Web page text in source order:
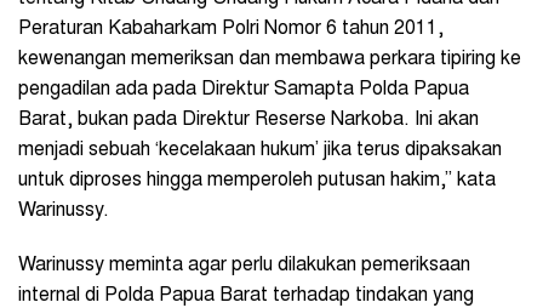
Peraturan Kabaharkam Polri Nomor 6 tahun 2011,
kewenangan memeriksan dan membawa perkara tipiring ke
pengadilan ada pada Direktur Samapta Polda Papua
Barat, bukan pada Direktur Reserse Narkoba. Ini akan
menjadi sebuah ‘kecelakaan hukum’ jika terus dipaksakan
untuk diproses hingga memperoleh putusan hakim,” kata
Warinussy.
Warinussy meminta agar perlu dilakukan pemeriksaan
internal di Polda Papua Barat terhadap tindakan yang